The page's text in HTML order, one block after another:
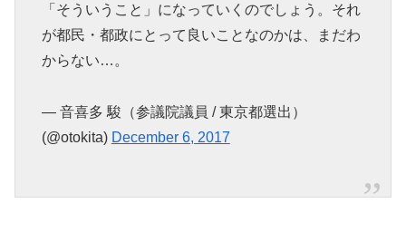
「そういうこと」になっていくのでしょう。それ
が都民・都政にとって良いことなのかは、まだわ
からない…。
— 音喜多 駿（参議院議員 / 東京都選出）
(@otokita) December 6, 2017